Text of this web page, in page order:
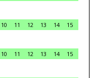
10 11 12 13 14
15
10 11 12 13 14
15